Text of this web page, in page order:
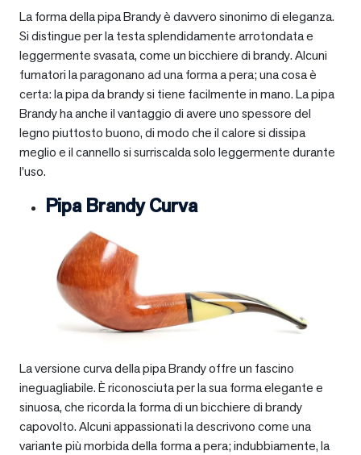
La forma della pipa Brandy è davvero sinonimo di eleganza.
Si distingue per la testa splendidamente arrotondata e
leggermente svasata, come un bicchiere di brandy. Alcuni
fumatori la paragonano ad una forma a pera; una cosa è
certa: la pipa da brandy si tiene facilmente in mano. La pipa
Brandy ha anche il vantaggio di avere uno spessore del
legno piuttosto buono, di modo che il calore si dissipa
meglio e il cannello si surriscalda solo leggermente durante
l’uso.
Pipa Brandy Curva
La versione curva della pipa Brandy offre un fascino
ineguagliabile. È riconosciuta per la sua forma elegante e
sinuosa, che ricorda la forma di un bicchiere di brandy
capovolto. Alcuni appassionati la descrivono come una
variante più morbida della forma a pera; indubbiamente, la